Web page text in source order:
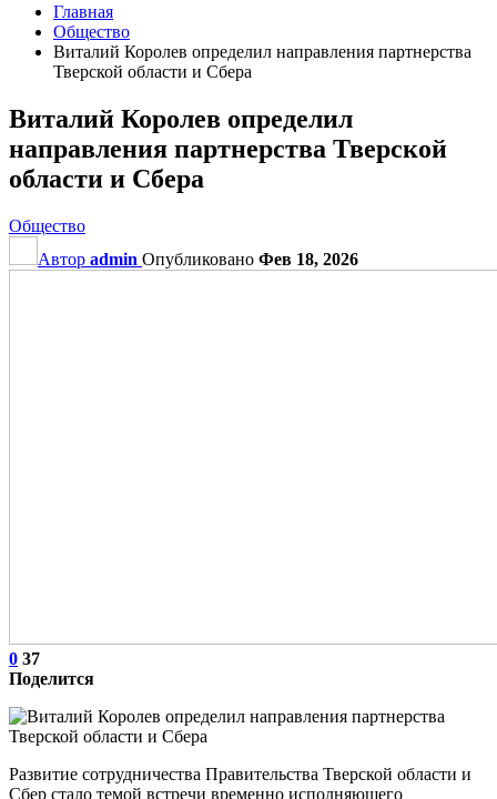
Главная
Общество
Виталий Королев определил направления партнерства
Тверской области и Сбера
Виталий Королев определил
направления партнерства Тверской
области и Сбера
Общество
Автор admin Опубликовано Фев 18, 2026
0 37
Поделится
Развитие сотрудничества Правительства Тверской области и
Сбер стало темой встречи временно исполняющего